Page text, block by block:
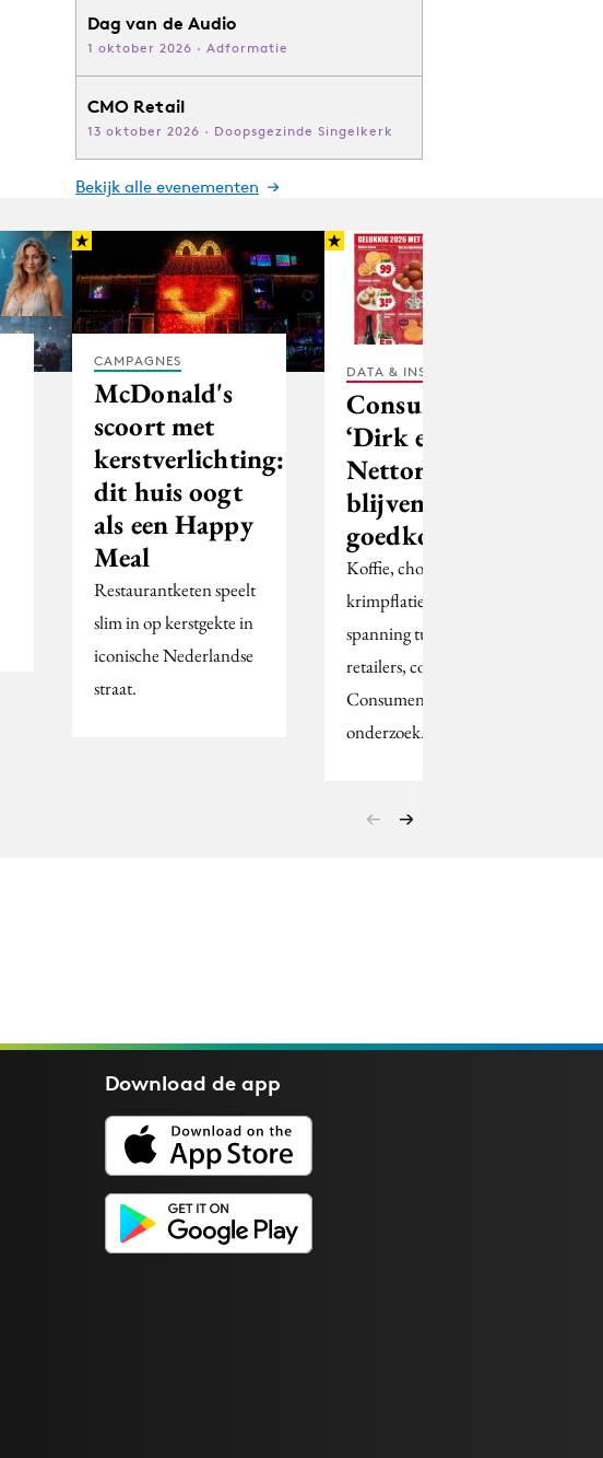
Dag van de Audio
1 oktober 2026 · Adformatie
CMO Retail
13 oktober 2026 · Doopsgezinde Singelkerk
Bekijk alle evenementen
CAMPAGNES
McDonald's
scoort met
kerstverlichting:
dit huis oogt
als een Happy
Meal
Restaurantketen speelt
slim in op kerstgekte in
iconische Nederlandse
straat.
DATA & INSIGHTS
Consumentenbond:
‘Dirk en
Nettorama
blijven
goedkoopst’
Koffie, chocolade en
krimpflatie vergroten
spanning tussen merken en
retailers, concludeert
Consumentenbond na
onderzoek.
Download deapp